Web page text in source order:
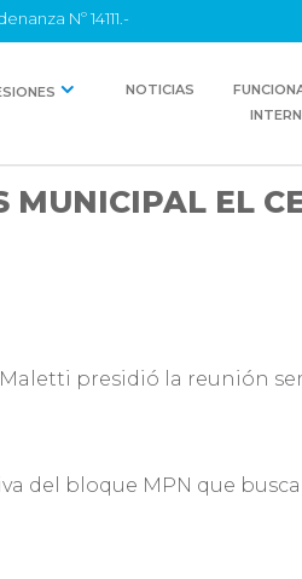
Nº 14111.-
NOTICIAS
MUNICIPAL EL
presidió la reunión
del bloque MPN que